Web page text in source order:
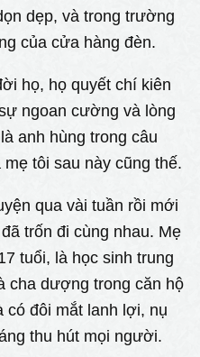
dẹp, và trong trường
của cửa hàng đèn.
họ, họ quyết chí kiên
ngoan cường và lòng
anh hùng trong câu
tôi sau này cũng thế.
qua vài tuần rồi mới
trốn đi cùng nhau. Mẹ
tuổi, là học sinh trung
cha dượng trong căn hộ
có đôi mắt lanh lợi, nụ
thu hút mọi người.